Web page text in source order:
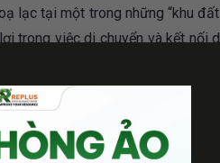
lạc tại một trong những “khu đất
trong việc di chuyển và kết nối
ích như Khu du lịch Văn
tạo không gian mở, gần gũi và
lớn khách từ phía Đông Sài